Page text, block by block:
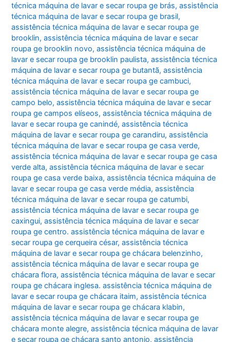
técnica máquina de lavar e secar roupa ge brás,assistência
técnica máquina de lavar e secar roupa ge brasil,
assistência técnica máquina de lavar e secar roupa ge
brooklin,assistência técnica máquina de lavar e secar
roupa ge brooklin novo,assistência técnica máquina de
lavar e secar roupa ge brooklin paulista,assistência técnica
máquina de lavar e secar roupa ge butantã,assistência
técnica máquina de lavar e secar roupa ge cambuci,
assistência técnica máquina de lavar e secar roupa ge
campo belo,assistência técnica máquina de lavar e secar
roupa ge campos elíseos,assistência técnica máquina de
lavar e secar roupa ge canindé,assistência técnica
máquina de lavar e secar roupa ge carandiru,assistência
técnica máquina de lavar e secar roupa ge casa verde,
assistência técnica máquina de lavar e secar roupa ge casa
verde alta,assistência técnica máquina de lavar e secar
roupa ge casa verde baixa,assistência técnica máquina de
lavar e secar roupa ge casa verde média,assistência
técnica máquina de lavar e secar roupa ge catumbi,
assistência técnica máquina de lavar e secar roupa ge
caxingui,assistência técnica máquina de lavar e secar
roupa ge centro. assistência técnica máquina de lavar e
secar roupa ge cerqueira césar,assistência técnica
máquina de lavar e secar roupa ge chácara belenzinho,
assistência técnica máquina de lavar e secar roupa ge
chácara flora,assistência técnica máquina de lavar e secar
roupa ge chácara inglesa. assistência técnica máquina de
lavar e secar roupa ge chácara itaim,assistência técnica
máquina de lavar e secar roupa ge chácara klabin,
assistência técnica máquina de lavar e secar roupa ge
chácara monte alegre,assistência técnica máquina de lavar
e secar roupa ge chácara santo antonio,assistência